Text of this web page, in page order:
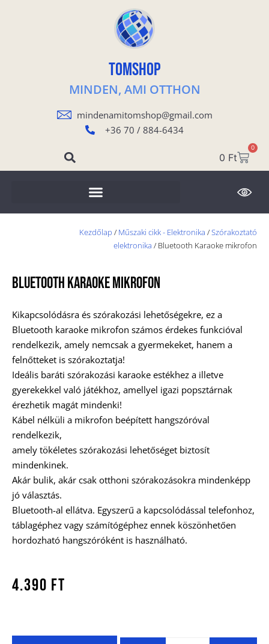
TOMSHOP
MINDEN, AMI OTTHON
mindenamitomshop@gmail.com
+36 70 / 884-6434
0 Ft
0
Kezdőlap / Műszaki cikk - Elektronika /Szórakoztató
elektronika / Bluetooth Karaoke mikrofon
Bluetooth Karaoke Mikrofon
Kikapcsolódásra és szórakozási lehetőségekre, ez a
Bluetooth karaoke mikrofon számos érdekes funkcióval
rendelkezik, amely nemcsak a gyermekeket, hanem a
felnőtteket is szórakoztatja!
Ideális baráti szórakozási karaoke estékhez a illetve
gyerekekkel való játékhoz, amellyel igazi popsztárnak
érezhetik magát mindenki!
Kábel nélküli a mikrofon beépített hangszóróval
rendelkezik,
amely tökéletes szórakozási lehetőséget biztosít
mindenkinek.
Akár bulik, akár csak otthoni szórakozásokra mindenképp
jó választás.
Bluetooth-al ellátva. Egyszerű a kapcsolódással telefonhoz,
táblagéphez vagy számítógéphez ennek köszönhetően
hordozható hangszóróként is használható.
4.390 Ft